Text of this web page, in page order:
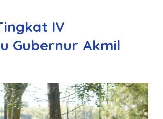
IV
Gubernur Akmil